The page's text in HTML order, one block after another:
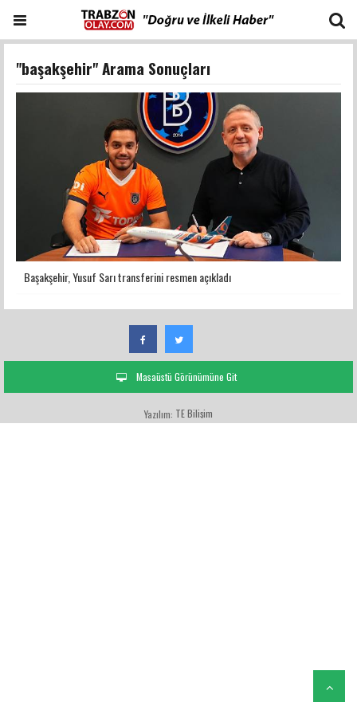
"başakşehir" Arama Sonuçları
Başakşehir, Yusuf Sarı transferini resmen açıkladı
Masaüstü Görünümüne Git
Yazılım: TE Bilişim